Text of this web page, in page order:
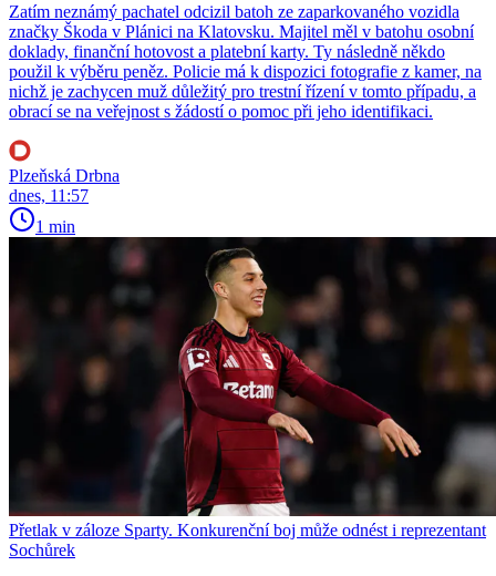
Zatím neznámý pachatel odcizil batoh ze zaparkovaného vozidla
značky Škoda v Plánici na Klatovsku. Majitel měl v batohu osobní
doklady, finanční hotovost a platební karty. Ty následně někdo
použil k výběru peněz. Policie má k dispozici fotografie z kamer, na
nichž je zachycen muž důležitý pro trestní řízení v tomto případu, a
obrací se na veřejnost s žádostí o pomoc při jeho identifikaci.
Plzeňská Drbna
dnes, 11:57
1 min
Přetlak v záloze Sparty. Konkurenční boj může odnést i reprezentant
Sochůrek